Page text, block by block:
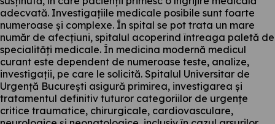
adecvată. Investigațiile medicale posibile sunt foarte
numeroase și complexe. În spital se pot trata un mare
număr de afecțiuni, spitalul acoperind întreaga paletă de
specialități medicale. În medicina modernă medicul
curant este dependent de numeroase teste, analize,
investigații, pe care le solicită. Spitalul Universitar de
Urgență București asigură primirea, investigarea și
tratamentul definitiv tuturor categoriilor de urgențe
critice traumatice, chirurgicale, cardiovasculare,